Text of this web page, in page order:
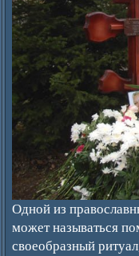
Одной из
может называться
своеобразный